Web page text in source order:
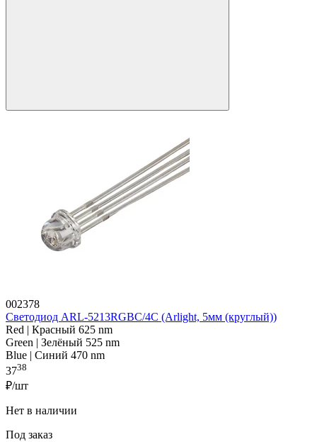
002378
Светодиод ARL-5213RGBC/4C (Arlight, 5мм (круглый))
Red | Красный 625 nm
Green | Зелёный 525 nm
Blue | Синий 470 nm
3738
₽/шт
Нет в наличии
Под заказ